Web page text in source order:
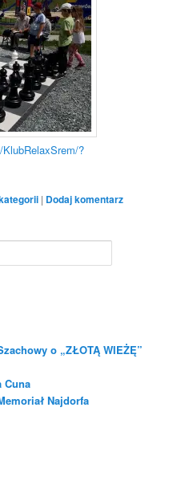
?
| Dodaj komentarz
o „ZŁOTĄ WIEŻĘ”
Cuna
Najdorfa